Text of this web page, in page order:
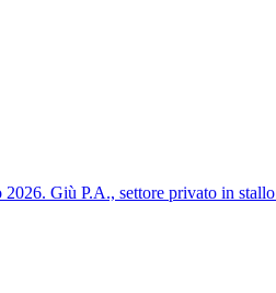
Giù P.A., settore privato in stallo